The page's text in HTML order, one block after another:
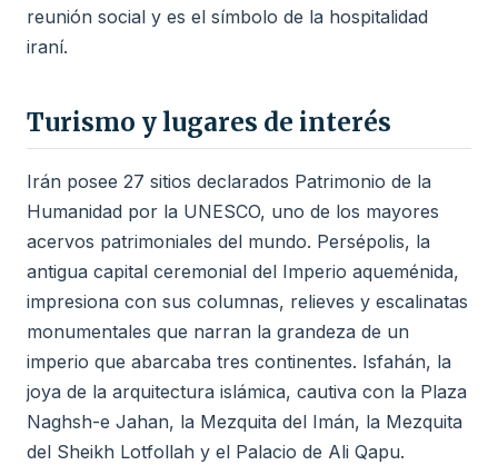
reunión social y es el símbolo de la hospitalidad
iraní.
Turismo y lugares de interés
Irán posee 27 sitios declarados Patrimonio de la
Humanidad por la UNESCO, uno de los mayores
acervos patrimoniales del mundo. Persépolis, la
antigua capital ceremonial del Imperio aqueménida,
impresiona con sus columnas, relieves y escalinatas
monumentales que narran la grandeza de un
imperio que abarcaba tres continentes. Isfahán, la
joya de la arquitectura islámica, cautiva con la Plaza
Naghsh-e Jahan, la Mezquita del Imán, la Mezquita
del Sheikh Lotfollah y el Palacio de Ali Qapu.